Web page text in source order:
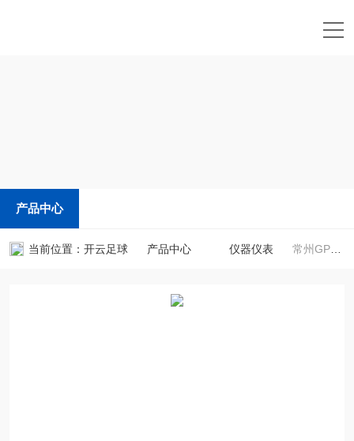
产品中心
当前位置： 开云足球 产品中心 仪器仪表 常州GPS测亩仪